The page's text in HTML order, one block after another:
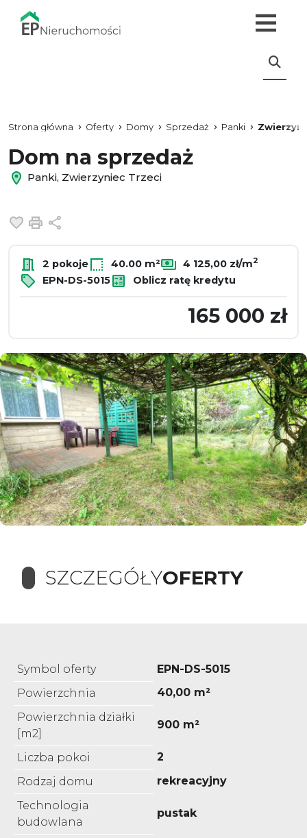
Strona główna Oferty Domy Sprzedaż Panki
Dom na sprzedaż
Panki, Zwierzyniec Trzeci
Dodaj do ulubionych
Drukuj
2 pokoje 40.00 m² 4 125,00 zł/m2
EPN-DS-5015 Oblicz ratę kredytu
165 000 zł
SZCZEGÓŁYOFERTY
Symbol oferty
EPN-DS-5015
Powierzchnia
40,00 m²
Powierzchnia działki
[m2]
900 m²
Liczba pokoi
2
Rodzaj domu
rekreacyjny
Technologia
budowlana
pustak